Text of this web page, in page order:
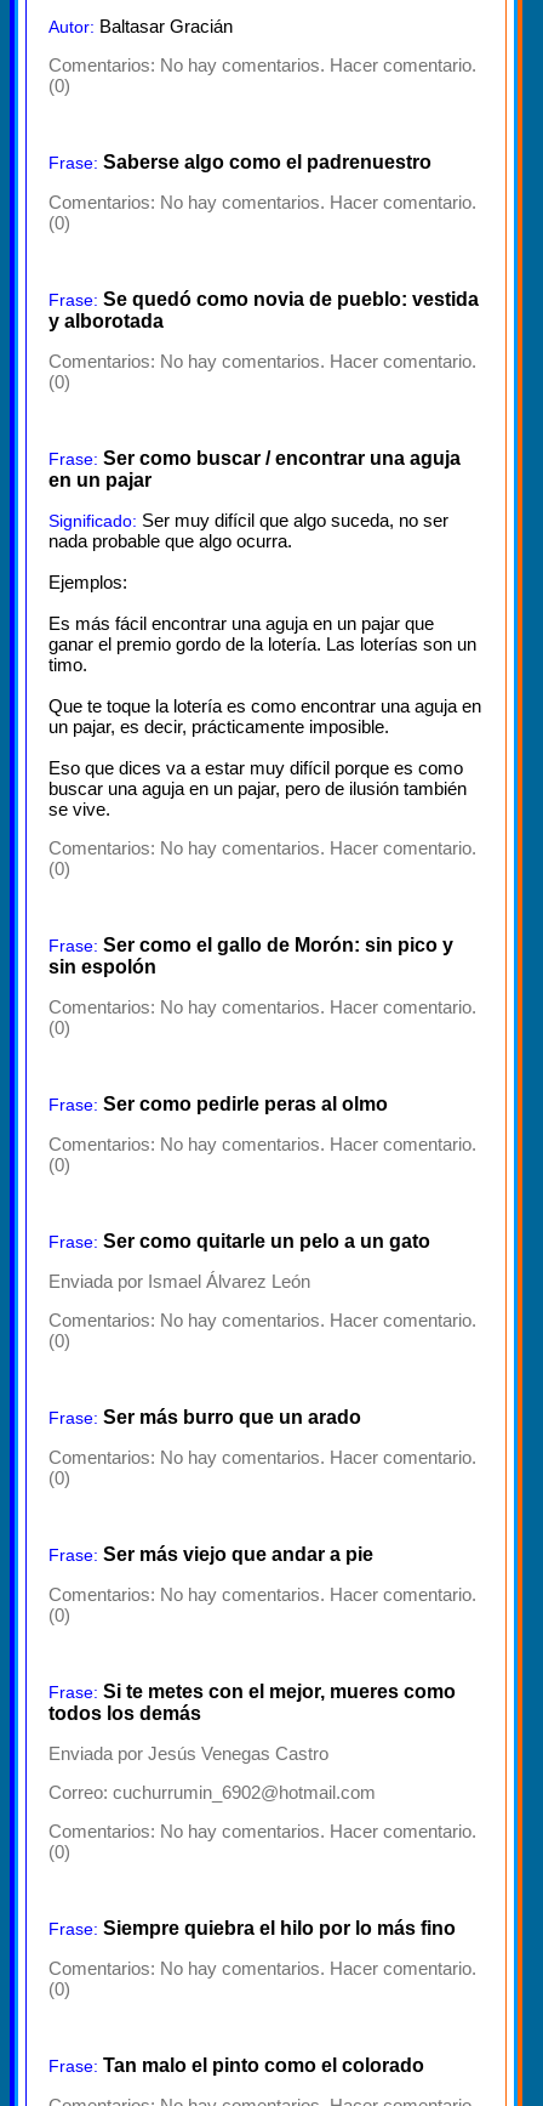
Autor: Baltasar Gracián
Comentarios: No hay comentarios. Hacer comentario.
(0)
Frase: Saberse algo como el padrenuestro
Comentarios: No hay comentarios. Hacer comentario.
(0)
Frase: Se quedó como novia de pueblo: vestida
y alborotada
Comentarios: No hay comentarios. Hacer comentario.
(0)
Frase: Ser como buscar / encontrar una aguja
en un pajar
Significado: Ser muy difícil que algo suceda, no ser
nada probable que algo ocurra.
Ejemplos:
Es más fácil encontrar una aguja en un pajar que
ganar el premio gordo de la lotería. Las loterías son un
timo.
Que te toque la lotería es como encontrar una aguja en
un pajar, es decir, prácticamente imposible.
Eso que dices va a estar muy difícil porque es como
buscar una aguja en un pajar, pero de ilusión también
se vive.
Comentarios: No hay comentarios. Hacer comentario.
(0)
Frase: Ser como el gallo de Morón: sin pico y
sin espolón
Comentarios: No hay comentarios. Hacer comentario.
(0)
Frase: Ser como pedirle peras al olmo
Comentarios: No hay comentarios. Hacer comentario.
(0)
Frase: Ser como quitarle un pelo a un gato
Enviada por Ismael Álvarez León
Comentarios: No hay comentarios. Hacer comentario.
(0)
Frase: Ser más burro que un arado
Comentarios: No hay comentarios. Hacer comentario.
(0)
Frase: Ser más viejo que andar a pie
Comentarios: No hay comentarios. Hacer comentario.
(0)
Frase: Si te metes con el mejor, mueres como
todos los demás
Enviada por Jesús Venegas Castro
Correo: cuchurrumin_6902@hotmail.com
Comentarios: No hay comentarios. Hacer comentario.
(0)
Frase: Siempre quiebra el hilo por lo más fino
Comentarios: No hay comentarios. Hacer comentario.
(0)
Frase: Tan malo el pinto como el colorado